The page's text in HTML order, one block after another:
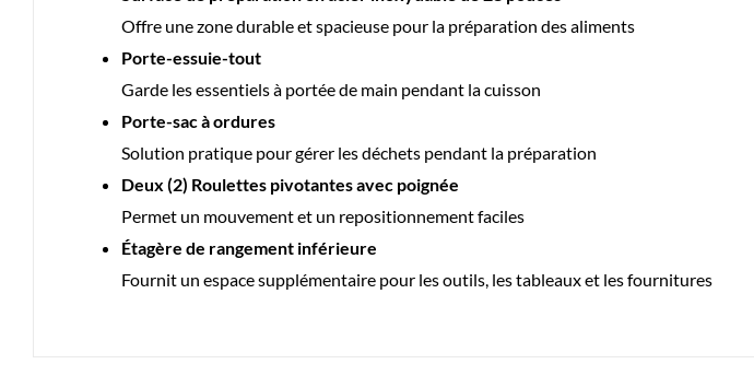
Offre une zone durable et spacieuse pour la préparation des aliments
Porte-essuie-tout
Garde les essentiels à portée de main pendant la cuisson
Porte-sac à ordures
Solution pratique pour gérer les déchets pendant la préparation
Deux (2) Roulettes pivotantes avec poignée
Permet un mouvement et un repositionnement faciles
Étagère de rangement inférieure
Fournit un espace supplémentaire pour les outils, les tableaux et les fournitures